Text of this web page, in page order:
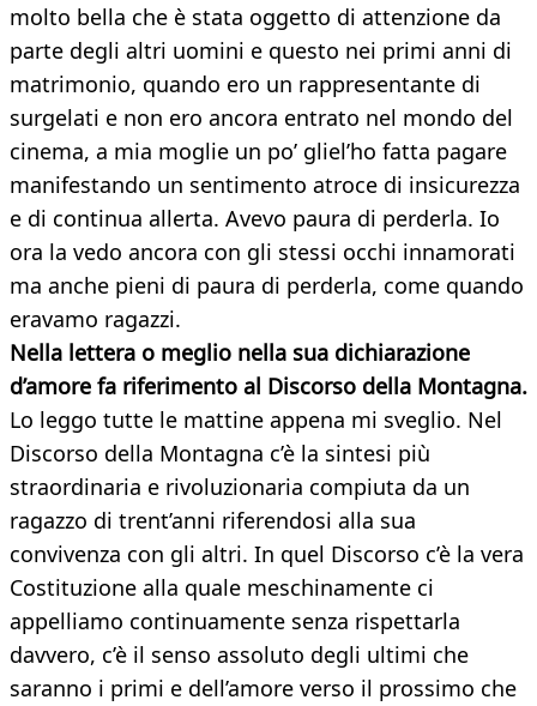
molto bella che è stata oggetto di attenzione da
parte degli altri uomini e questo nei primi anni di
matrimonio, quando ero un rappresentante di
surgelati e non ero ancora entrato nel mondo del
cinema, a mia moglie un po’ gliel’ho fatta pagare
manifestando un sentimento atroce di insicurezza
e di continua allerta. Avevo paura di perderla. Io
ora la vedo ancora con gli stessi occhi innamorati
ma anche pieni di paura di perderla, come quando
eravamo ragazzi.
Nella lettera o meglio nella sua dichiarazione
d’amore fa riferimento al Discorso della Montagna.
Lo leggo tutte le mattine appena mi sveglio. Nel
Discorso della Montagna c’è la sintesi più
straordinaria e rivoluzionaria compiuta da un
ragazzo di trent’anni riferendosi alla sua
convivenza con gli altri. In quel Discorso c’è la vera
Costituzione alla quale meschinamente ci
appelliamo continuamente senza rispettarla
davvero, c’è il senso assoluto degli ultimi che
saranno i primi e dell’amore verso il prossimo che